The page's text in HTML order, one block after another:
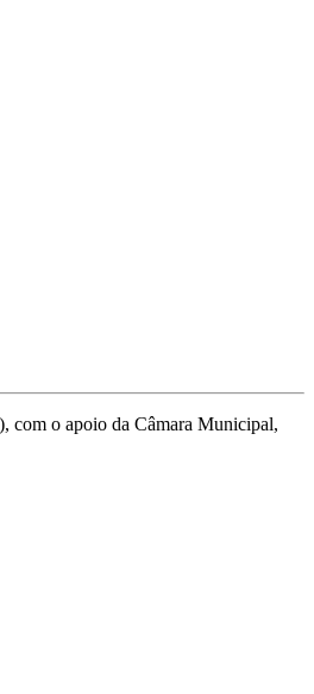
com o apoio da Câmara Municipal,